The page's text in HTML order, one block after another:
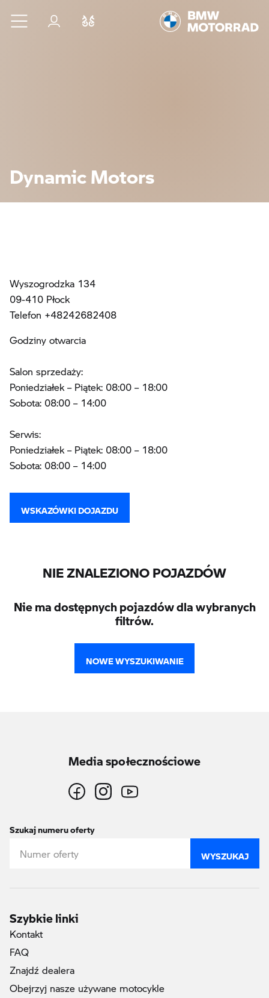
Przejdź do głównej treści
Zaloguj się
Dynamic Motors
Wyszogrodzka 134
09-410 Płock
Telefon +48242682408
Godziny otwarcia
Salon sprzedaży:
Poniedziałek – Piątek: 08:00 – 18:00
Sobota: 08:00 – 14:00
Serwis:
Poniedziałek – Piątek: 08:00 – 18:00
Sobota: 08:00 – 14:00
WSKAZÓWKI DOJAZDU
NIE ZNALEZIONO POJAZDÓW
Nie ma dostępnych pojazdów dla wybranych
filtrów.
NOWE WYSZUKIWANIE
Media społecznościowe
Szukaj numeru oferty
WYSZUKAJ
Szybkie linki
Kontakt
FAQ
Znajdź dealera
Obejrzyj nasze używane motocykle